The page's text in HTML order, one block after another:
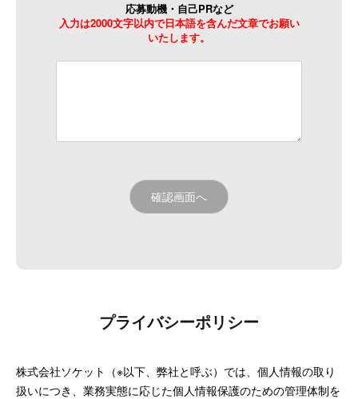
応募動機・自己PRなど
入力は2000文字以内で日本語を含んだ文章でお願い
いたします。
プライバシーポリシー
株式会社ソケット（※以下、弊社と呼ぶ）では、個人情報の取り
扱いにつき、業務実態に応じた個人情報保護のための管理体制を